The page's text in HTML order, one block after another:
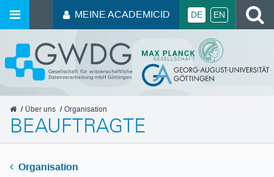
MEINE ACADEMICID DE EN
GWDG
Über uns Organisation
BEAUFTRAGTE
Organisation